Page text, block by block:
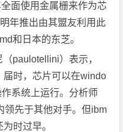
面使用金属栅来作为芯
年推出由其盟友利用此
和日本的东芝。
paulotellini）表示，
届时，芯片可以在windo
系统上运行。分析师
领先于其他对手。但ibm
时过早。